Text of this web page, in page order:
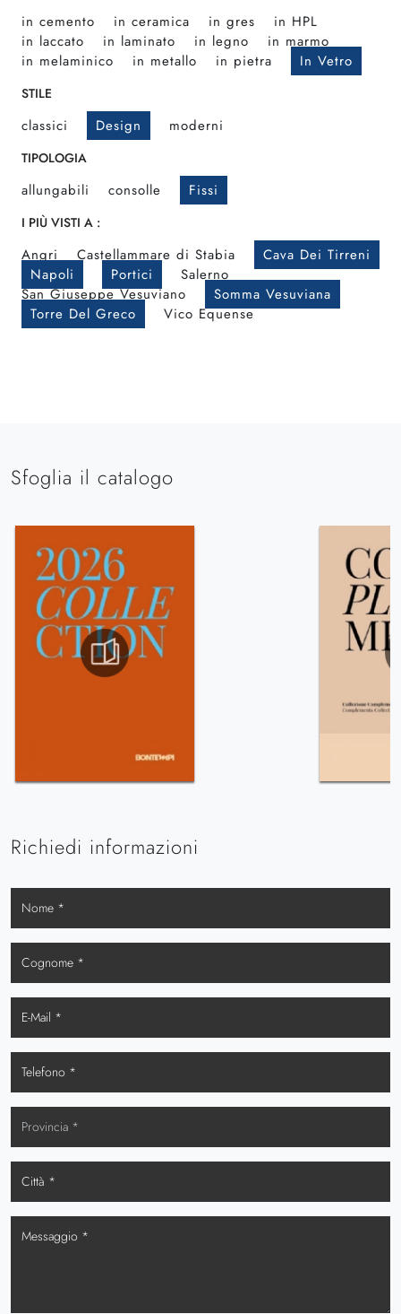
in cemento in ceramica in gres
in HPL
in laccato
in laminato in legno
in marmo
in melaminico
in metallo in pietra In Vetro
STILE
classici Design moderni
TIPOLOGIA
allungabili consolle Fissi
I PIÙ VISTI A :
Angri Castellammare di Stabia
Cava Dei Tirreni
Napoli
Portici
Salerno
San Giuseppe Vesuviano
Somma Vesuviana
Torre Del Greco
Vico Equense
Sfoglia il catalogo
Richiedi informazioni